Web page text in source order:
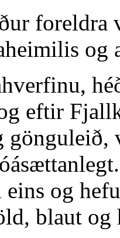
foreldra
og
eftir
og
blaut og